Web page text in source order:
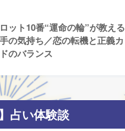
ット10番“運命の輪”が教える
の気持ち／恋の転機と正義カ
のバランス
占い体験談